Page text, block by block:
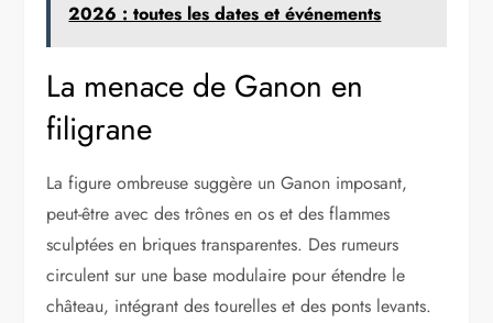
2026 : toutes les dates et événements
La menace de Ganon en
filigrane
La figure ombreuse suggère un Ganon imposant,
peut-être avec des trônes en os et des flammes
sculptées en briques transparentes. Des rumeurs
circulent sur une base modulaire pour étendre le
château, intégrant des tourelles et des ponts levants.